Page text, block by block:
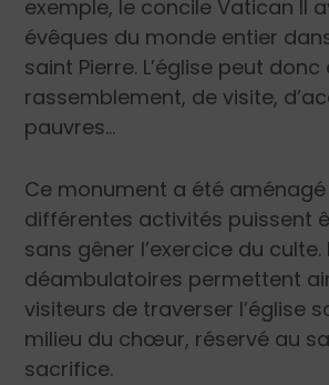
exemple, le concile Vatican II
évêques du monde entier
saint Pierre. L’église peut
rassemblement, de visite,
pauvres…
Ce monument a été
différentes activités puissent
sans gêner l’exercice du culte.
déambulatoires permettent
visiteurs de traverser l’église
milieu du chœur, réservé au
sacrifice.